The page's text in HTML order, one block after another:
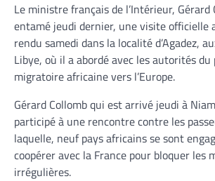
Le ministre français de l’Intérieur, Gérard
entamé jeudi dernier, une visite officielle
rendu samedi dans la localité d’Agadez,
Libye, où il a abordé avec les autorités du
migratoire africaine vers l’Europe.
Gérard Collomb qui est arrivé jeudi à
participé à une rencontre contre les
laquelle, neuf pays africains se sont
coopérer avec la France pour bloquer les
irrégulières.